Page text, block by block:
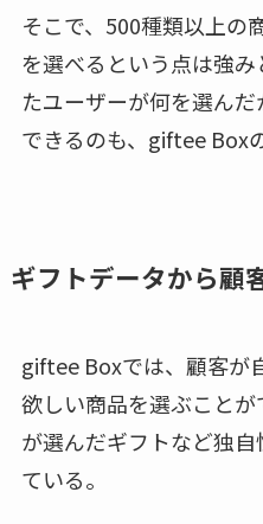
そこで、500種類以上の
を選べるという点は強
たユーザーが何を選ん
できるのも、giftee Box
ギフトデータから顧
giftee Boxでは、顧客が
欲しい商品を選ぶこと
が選んだギフトなど独
ている。